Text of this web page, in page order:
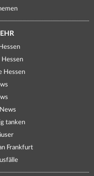
Hessen
Hessen
tanken
Frankfurt